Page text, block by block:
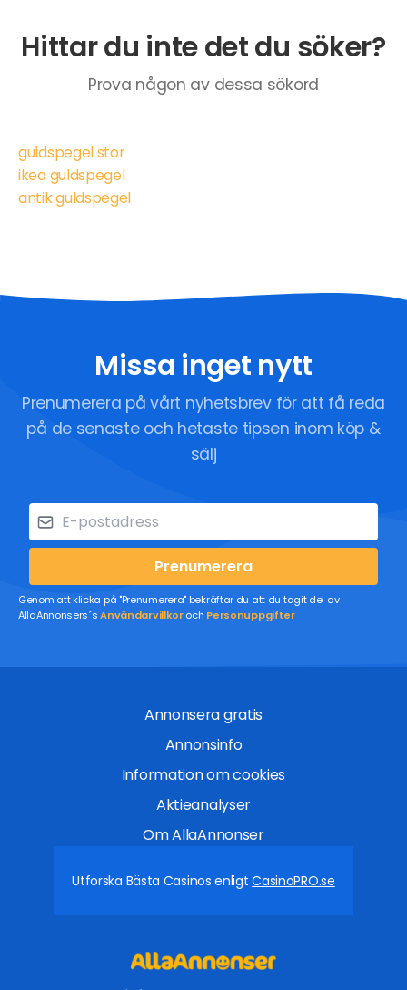
Hittar du inte det du söker?
Prova någon av dessa sökord
guldspegel stor
ikea guldspegel
antik guldspegel
Missa inget nytt
Prenumerera på vårt nyhetsbrev för att få reda
på de senaste och hetaste tipsen inom köp &
sälj
Prenumerera
Genom att klicka på "Prenumerera" bekräftar du att du tagit del av
AllaAnnonsers´sAnvändarvillkoroch Personuppgifter
Annonsera gratis
Annonsinfo
Information om cookies
Aktieanalyser
Om AllaAnnonser
Utforska Bästa Casinos enligtCasinoPRO.se